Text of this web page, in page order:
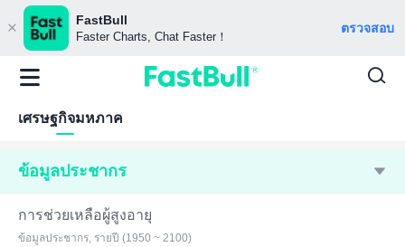
FastBull
Faster Charts, Chat Faster！
ตรวจสอบ
เศรษฐกิจมหภาค
ข้อมูลประชากร
การช่วยเหลือผู้สูงอายุ
ข้อมูลประชากร, รายปี (1950 ~ 2100)